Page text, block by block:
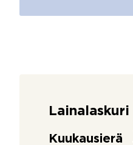
Lainalaskuri
Kuukausierä